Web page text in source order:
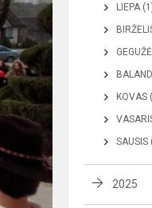
LIEPA
KOVAS
SAUSIS
2025